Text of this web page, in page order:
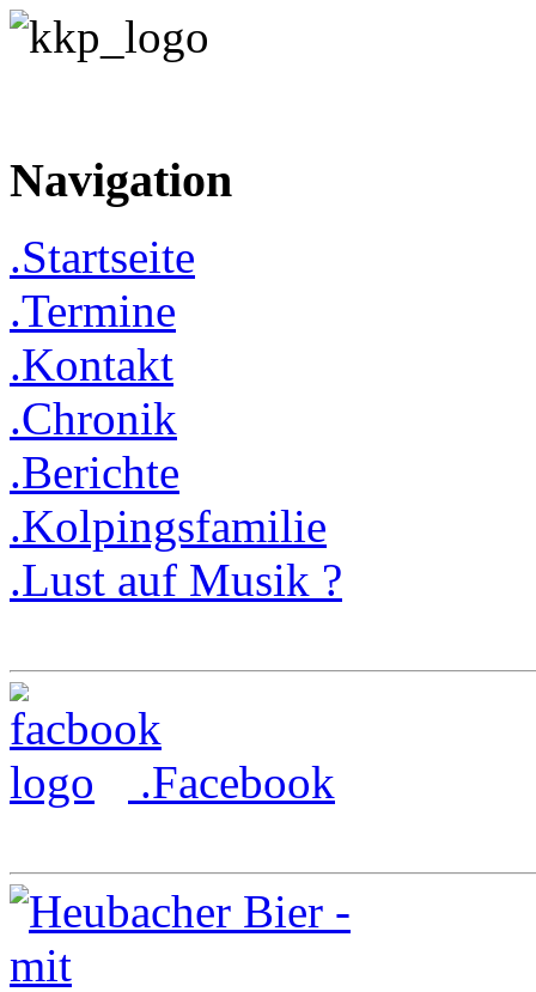
Navigation
.Startseite
.Termine
.Kontakt
.Chronik
.Berichte
.Kolpingsfamilie
.Lust auf Musik ?
.Facebook